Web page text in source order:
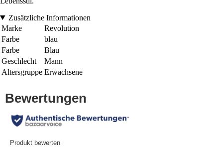
Zusätzliche Informationen
Marke
Revolution
Farbe
blau
Farbe
Blau
Geschlecht
Mann
Altersgruppe Erwachsene